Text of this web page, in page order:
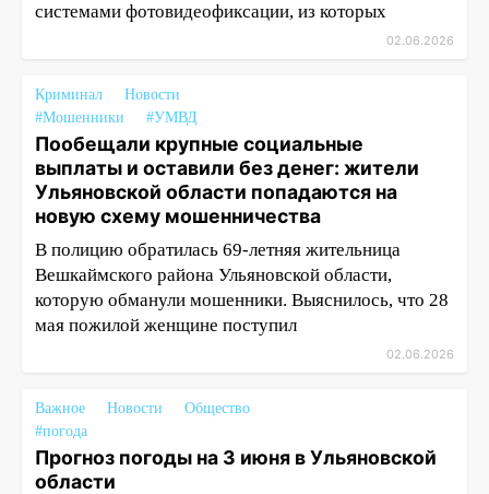
системами фотовидеофиксации, из которых
02.06.2026
Криминал
Новости
#Мошенники
#УМВД
Пообещали крупные социальные
выплаты и оставили без денег: жители
Ульяновской области попадаются на
новую схему мошенничества
В полицию обратилась 69-летняя жительница
Вешкаймского района Ульяновской области,
которую обманули мошенники. Выяснилось, что 28
мая пожилой женщине поступил
02.06.2026
Важное Новости
Общество
#погода
Прогноз погоды на 3 июня в Ульяновской
области